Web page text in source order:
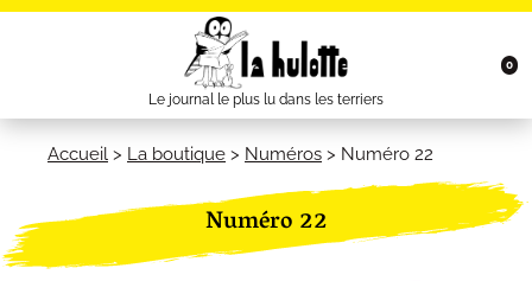
Le journal le plus lu dans les terriers
0
Accueil > La boutique > Numéros > Numéro 22
Numéro 22